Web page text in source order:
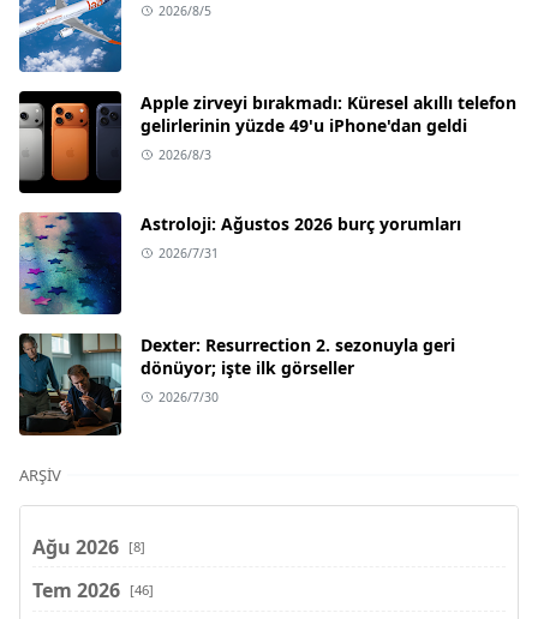
2026/8/5
Apple zirveyi bırakmadı: Küresel akıllı telefon
gelirlerinin yüzde 49'u iPhone'dan geldi
2026/8/3
Astroloji: Ağustos 2026 burç yorumları
2026/7/31
Dexter: Resurrection 2. sezonuyla geri
dönüyor; işte ilk görseller
2026/7/30
ARŞIV
Ağu 2026 [8]
Tem 2026 [46]